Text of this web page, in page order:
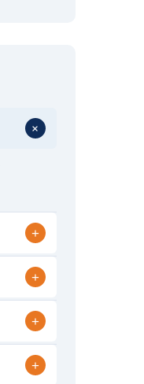
+
+
+
+
+